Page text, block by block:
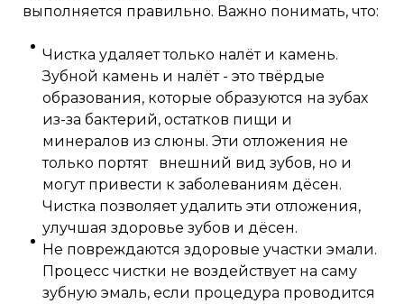
выполняется правильно. Важно понимать, что:
Чистка удаляет только налёт и камень.
Зубной камень и налёт - это твёрдые
образования, которые образуются на зубах
из-за бактерий, остатков пищи и
минералов из слюны. Эти отложения не
только портят внешний вид зубов, но и
могут привести к заболеваниям дёсен.
Чистка позволяет удалить эти отложения,
улучшая здоровье зубов и дёсен.
Не повреждаются здоровые участки эмали.
Процесс чистки не воздействует на саму
зубную эмаль, если процедура проводится